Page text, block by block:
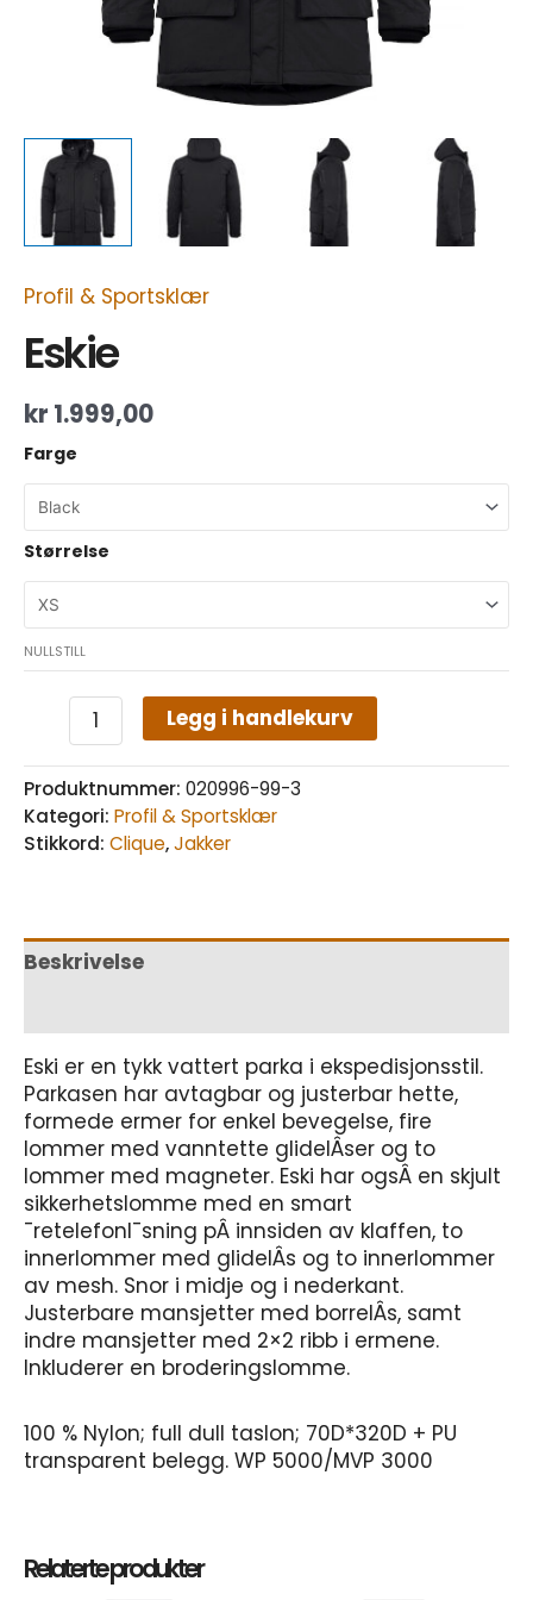
Profil & Sportsklær
Eskie
kr 1.999,00
Farge
Størrelse
NULLSTILL
Legg i handlekurv
Produktnummer: 020996-99-3
Kategori: Profil & Sportsklær
Stikkord: Clique,Jakker
Beskrivelse
Eski er en tykk vattert parka i ekspedisjonsstil.
Parkasen har avtagbar og justerbar hette,
formede ermer for enkel bevegelse, fire
lommer med vanntette glidelÂser og to
lommer med magneter. Eski har ogsÂ en skjult
sikkerhetslomme med en smart
¯retelefonl¯sning pÂ innsiden av klaffen, to
innerlommer med glidelÂs og to innerlommer
av mesh. Snor i midje og i nederkant.
Justerbare mansjetter med borrelÂs, samt
indre mansjetter med 2×2 ribb i ermene.
Inkluderer en broderingslomme.
100 % Nylon; full dull taslon; 70D*320D + PU
transparent belegg. WP 5000/MVP 3000
Relaterte produkter